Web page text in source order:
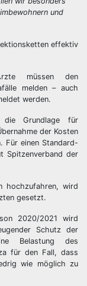
und
effektiv
müssen den
melden – auch
werden.
die Grundlage für
der Kosten
Für einen Standard-
Spitzenverband der
hochzufahren, wird
gesetzt.
2020/2021 wird
Schutz der
Belastung des
für den Fall, dass
wie möglich zu